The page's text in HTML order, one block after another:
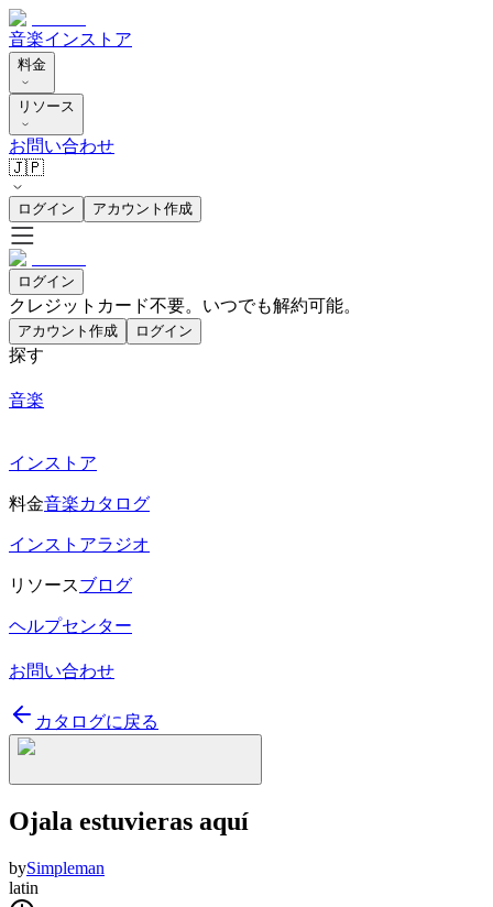
音楽インストア
料金
リソース
お問い合わせ
🇯🇵
ログイン アカウント作成
ログイン
クレジットカード不要。いつでも解約可能。
アカウント作成 ログイン
探す
音楽
インストア
料金音楽カタログ
インストアラジオ
リソースブログ
ヘルプセンター
お問い合わせ
カタログに戻る
Ojala estuvieras aquí
bySimpleman
latin